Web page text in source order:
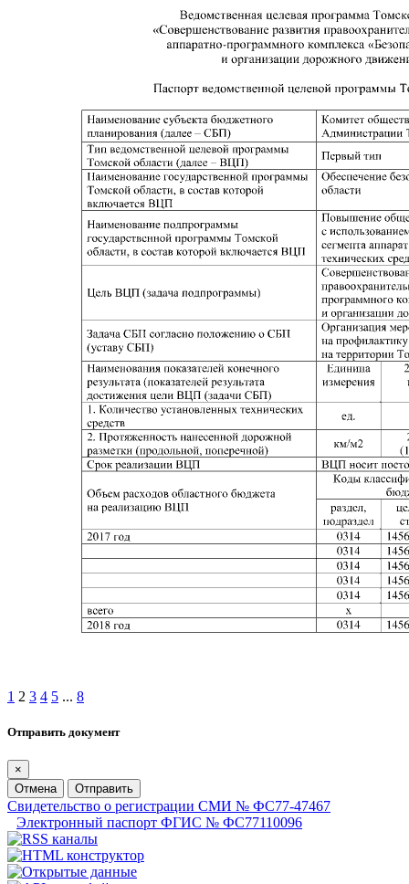
1 2 3 4 5 ... 8
Отправить документ
×
Отмена
Отправить
Свидетельство о регистрации СМИ № ФС77-47467
Электронный паспорт ФГИС № ФС77110096